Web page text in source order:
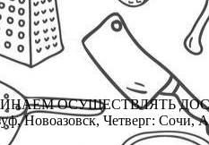
ДОСТАВКИ!!
Новоазовск, Четверг: Сочи,